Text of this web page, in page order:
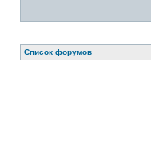
Список форумов